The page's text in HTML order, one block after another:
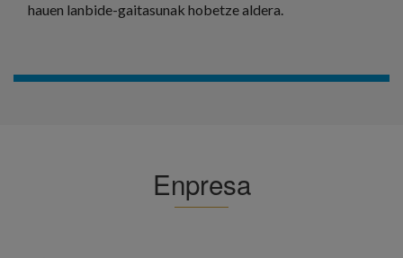
hauen lanbide-gaitasunak hobetze aldera.
Enpresa